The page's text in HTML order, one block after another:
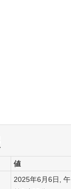
値
2025年6月6日, 午